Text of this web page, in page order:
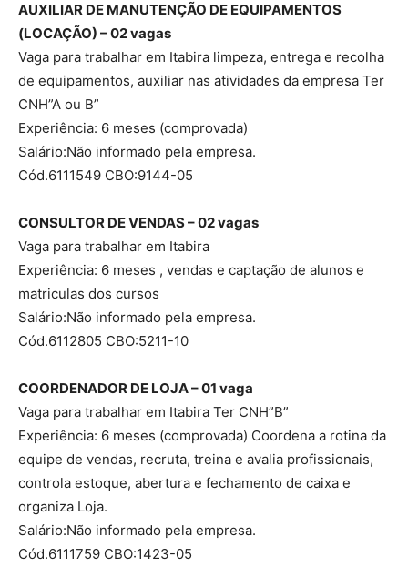
AUXILIAR DE MANUTENÇÃO DE EQUIPAMENTOS
(LOCAÇÃO) – 02 vagas
Vaga para trabalhar em Itabira limpeza, entrega e recolha
de equipamentos, auxiliar nas atividades da empresa Ter
CNH”A ou B”
Experiência: 6 meses (comprovada)
Salário:Não informado pela empresa.
Cód.6111549 CBO:9144-05
CONSULTOR DE VENDAS – 02 vagas
Vaga para trabalhar em Itabira
Experiência: 6 meses , vendas e captação de alunos e
matriculas dos cursos
Salário:Não informado pela empresa.
Cód.6112805 CBO:5211-10
COORDENADOR DE LOJA – 01 vaga
Vaga para trabalhar em Itabira Ter CNH”B”
Experiência: 6 meses (comprovada) Coordena a rotina da
equipe de vendas, recruta, treina e avalia profissionais,
controla estoque, abertura e fechamento de caixa e
organiza Loja.
Salário:Não informado pela empresa.
Cód.6111759 CBO:1423-05